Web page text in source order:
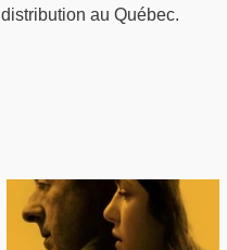
distribution au Québec.